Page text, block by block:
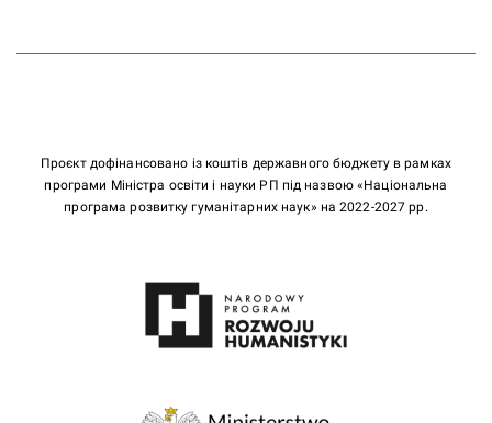
Проєкт дофінансовано із коштів державного бюджету в рамках
програми Міністра освіти і науки РП під назвою «Національна
програма розвитку гуманітарних наук» на 2022-2027 рр.